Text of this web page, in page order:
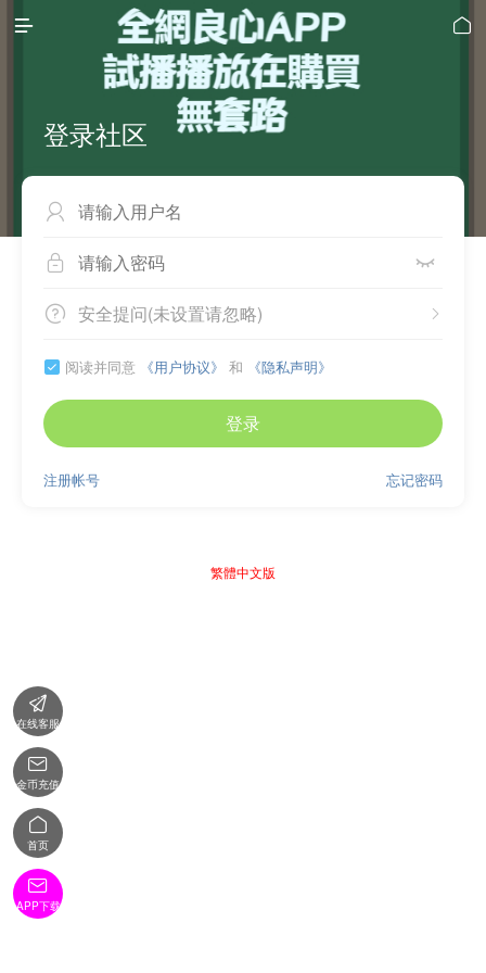
 
登录社区

 
 
安全提问(未设置请忽略)
 阅读并同意 《用户协议》 和 《隐私声明》
登录
忘记密码
注册帐号
繁體中文版

在线客服

金币充值

首页

APP下载